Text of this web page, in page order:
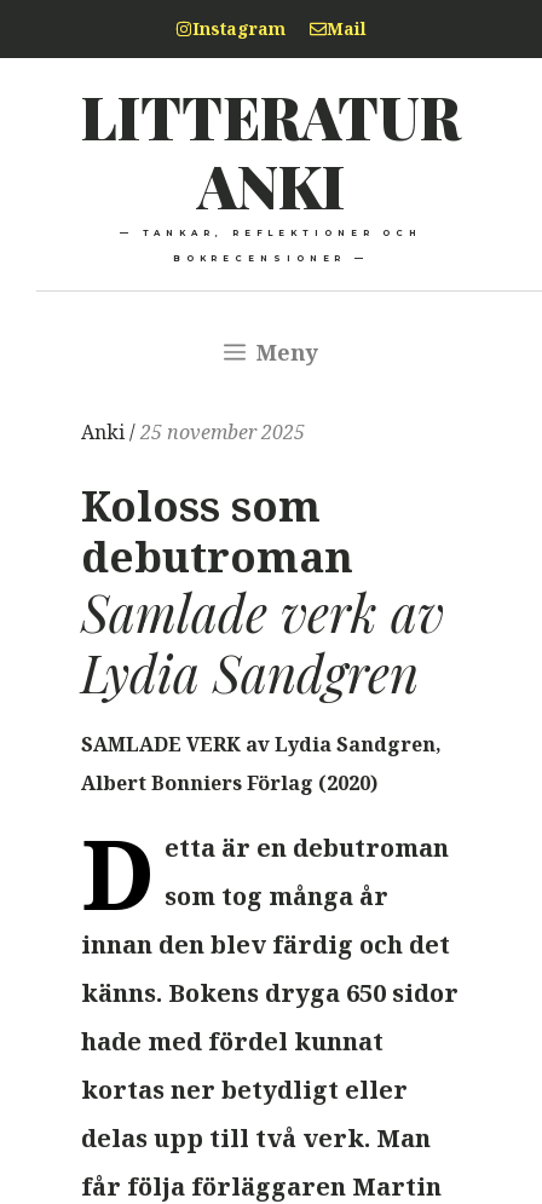
till
Instagram Mail
LITTERATUR
ANKI
— TANKAR, REFLEKTIONER OCH
BOKRECENSIONER —
Meny
Anki /25 november 2025
Koloss som
debutroman
Samlade verk av
Lydia Sandgren
SAMLADE VERK av Lydia Sandgren,
Albert Bonniers Förlag (2020)
D etta är en debutroman
som tog många år
innan den blev färdig och det
känns. Bokens dryga 650 sidor
hade med fördel kunnat
kortas ner betydligt eller
delas upp till två verk. Man
får följa förläggaren Martin